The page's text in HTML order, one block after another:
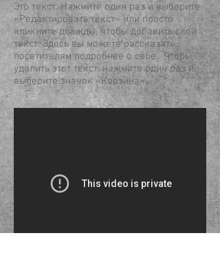
Это текст. Нажмите один раз и выберите
«Редактировать текст» или просто
кликните дважды, чтобы добавить свой
текст. Здесь вы можете рассказать
посетителям подробнее о себе. Чтобы
удалить этот текст, нажмите один раз и
выберите значок «Корзина».